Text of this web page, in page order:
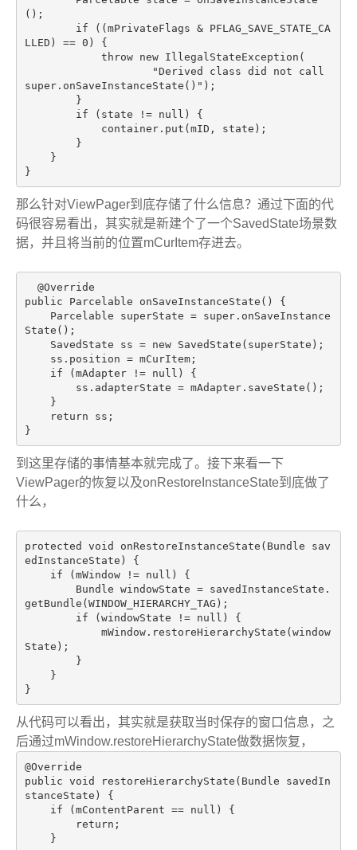
();
if ((mPrivateFlags & PFLAG_SAVE_STATE_CA
LLED) == 0 ) {
throw
new IllegalStateException (
"Derived class did not call
super.onSaveInstanceState()" ) ;
if (state != null ) {
那么针对ViewPager到底存储了什么信息？通过下面的代
码很容易看出，其实就是新建个了一个SavedState场景数
据，并且将当前的位置mCurItem存进去。
@Override
public Parcelable onSaveInstanceState ()
{
    Parcelable superState =
super.onSaveInstance
State();
    SavedState ss =
new SavedState(superState);
if (mAdapter != null ) {
return ss;
到这里存储的事情基本就完成了。接下来看一下
ViewPager的恢复以及onRestoreInstanceState到底做了
什么，
protected void onRestoreInstanceState (Bundle sav
edInstanceState)
{
if (mWindow != null ) {
getBundle(WINDOW_HIERARCHY_TAG);
if (windowState != null ) {
State);
从代码可以看出，其实就是获取当时保存的窗口信息，之
后通过mWindow.restoreHierarchyState做数据恢复，
@Override
public void restoreHierarchyState (Bundle savedIn
stanceState)
{
if (mContentParent == null ) {
return ;